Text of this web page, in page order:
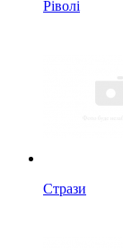
Ріволі
Стрази